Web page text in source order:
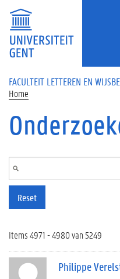
Overslaan en naar de inhoud gaan
FACULTEIT LETTEREN EN
Home
Reset
Items 4971 - 4980 van 5249
Philippe